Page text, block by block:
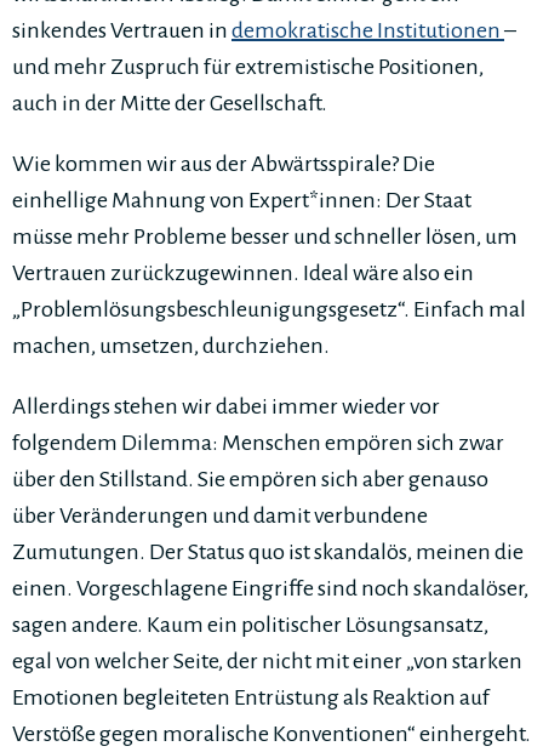
sinkendes Vertrauen in demokratische Institutionen –
und mehr Zuspruch für extremistische Positionen,
auch in der Mitte der Gesellschaft.
Wie kommen wir aus der Abwärtsspirale? Die
einhellige Mahnung von Expert*innen: Der Staat
müsse mehr Probleme besser und schneller lösen, um
Vertrauen zurückzugewinnen. Ideal wäre also ein
„Problemlösungsbeschleunigungsgesetz“. Einfach mal
machen, umsetzen, durchziehen.
Allerdings stehen wir dabei immer wieder vor
folgendem Dilemma: Menschen empören sich zwar
über den Stillstand. Sie empören sich aber genauso
über Veränderungen und damit verbundene
Zumutungen. Der Status quo ist skandalös, meinen die
einen. Vorgeschlagene Eingriffe sind noch skandalöser,
sagen andere. Kaum ein politischer Lösungsansatz,
egal von welcher Seite, der nicht mit einer „von starken
Emotionen begleiteten Entrüstung als Reaktion auf
Verstöße gegen moralische Konventionen“ einhergeht.